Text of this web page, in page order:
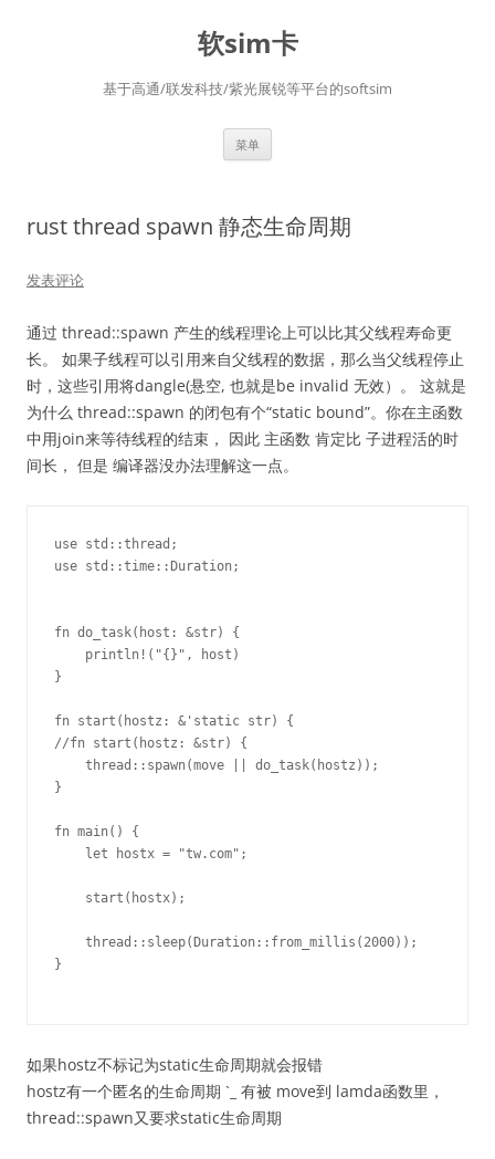
软sim卡
基于高通/联发科技/紫光展锐等平台的softsim
菜单
rust thread spawn 静态生命周期
发表评论
通过 thread::spawn 产生的线程理论上可以比其父线程寿命更
长。 如果子线程可以引用来自父线程的数据，那么当父线程停止
时，这些引用将dangle(悬空, 也就是be invalid 无效）。 这就是
为什么 thread::spawn 的闭包有个“static bound”。你在主函数
中用join来等待线程的结束， 因此 主函数 肯定比 子进程活的时
间长， 但是 编译器没办法理解这一点。
use std::thread;
use std::time::Duration;
fn do_task(host: &str) {
    println!("{}", host)
}
fn start(hostz: &'static str) {
//fn start(hostz: &str) {
    thread::spawn(move || do_task(hostz));
}
fn main() {
    let hostx = "tw.com";
    start(hostx);
    thread::sleep(Duration::from_millis(2000));
}
如果hostz不标记为static生命周期就会报错
hostz有一个匿名的生命周期 `_ 有被 move到 lamda函数里，
thread::spawn又要求static生命周期